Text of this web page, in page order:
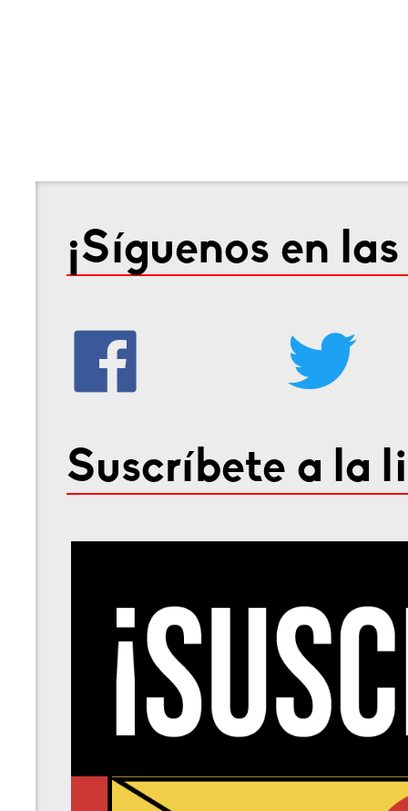
¡Síguenos en
Suscríbete a la